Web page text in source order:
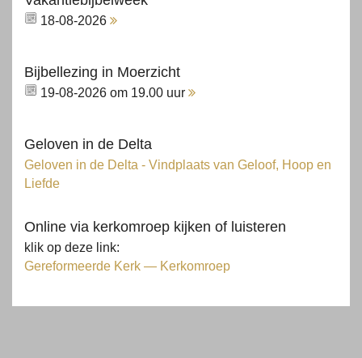
18-08-2026
Bijbellezing in Moerzicht
19-08-2026 om 19.00 uur
Geloven in de Delta
Geloven in de Delta - Vindplaats van Geloof, Hoop en
Liefde
Online via kerkomroep kijken of luisteren
klik op deze link:
Gereformeerde Kerk — Kerkomroep